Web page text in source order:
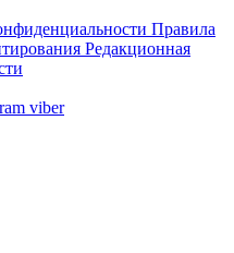
Правила
Редакционная
viber